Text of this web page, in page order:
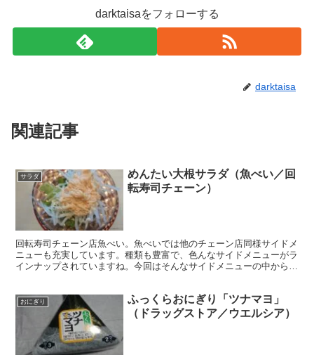
darktaisaをフォローする
darktaisa
関連記事
サラダ
めんたい大根サラダ（魚べい／回
転寿司チェーン）
回転寿司チェーン店魚べい。魚べいでは他のチェーン店同様サイドメ
ニューも充実しています。種類も豊富で、色んなサイドメニューがラ
インナップされていますね。今回はそんなサイドメニューの中から
おにぎり
ふっくらおにぎり「ツナマヨ」
（ドラッグストア／ウエルシア）